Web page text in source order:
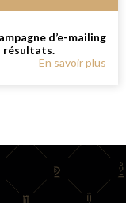
d’e-mailing
résultats.
En savoir plus